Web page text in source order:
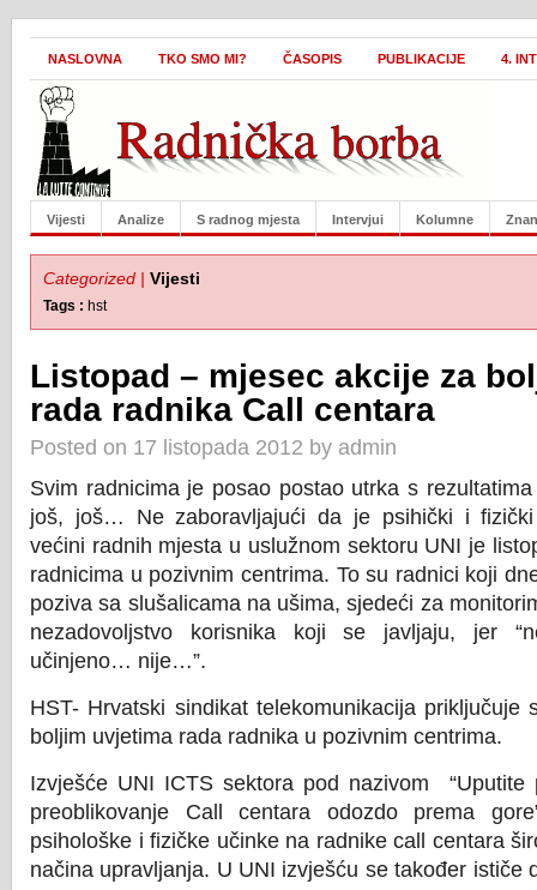
NASLOVNA TKO SMO MI? ČASOPIS PUBLIKACIJE 4.
Vijesti Analize S radnog mjesta Intervjui Kolumne
Categorized | Vijesti
Tags : hst
Listopad – mjesec akcije za
rada radnika Call centara
Posted on 17 listopada 2012 by admin
Svim radnicima je posao postao utrka s
još, još… Ne zaboravljajući da je psihički i fizički
većini radnih mjesta u uslužnom sektoru UNI je
radnicima u pozivnim centrima. To su radnici koji
poziva sa slušalicama na ušima, sjedeći za
nezadovoljstvo korisnika koji se javljaju, jer
učinjeno… nije…”.
HST- Hrvatski sindikat telekomunikacija priključuje
boljim uvjetima rada radnika u pozivnim centrima.
Izvješće UNI ICTS sektora pod nazivom “Uputite
preoblikovanje Call centara odozdo prema
psihološke i fizičke učinke na radnike call centara
načina upravljanja. U UNI izvješću se također ističe